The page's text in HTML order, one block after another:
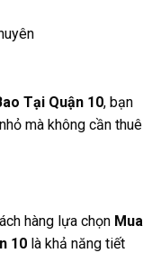
Tại Quận 10, bạn
mà không cần thuê
hàng lựa chọn Mua
10 là khả năng tiết